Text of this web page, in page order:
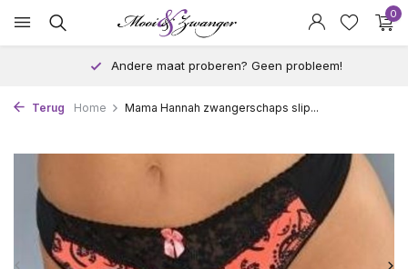
0
Andere maat proberen? Geen probleem!
Terug Home Mama Hannah zwangerschaps slip...